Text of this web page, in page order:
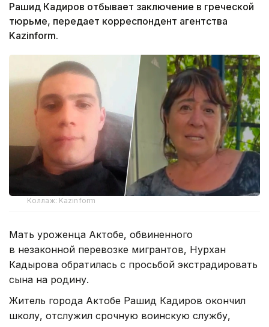
Рашид Кадиров отбывает заключение в греческой
тюрьме, передает корреспондент агентства
Kazinform.
Коллаж: Kazinform
Мать уроженца Актобе, обвиненного
в незаконной перевозке мигрантов, Нурхан
Кадырова обратилась с просьбой экстрадировать
сына на родину.
Житель города Актобе Рашид Кадиров окончил
школу, отслужил срочную воинскую службу,